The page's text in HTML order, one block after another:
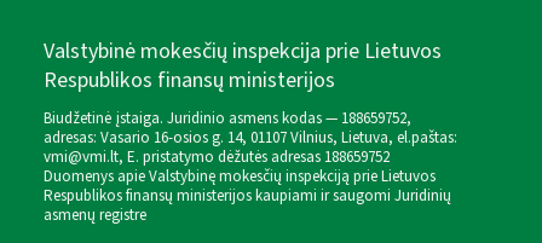
Valstybinė mokesčių inspekcija prie Lietuvos
Respublikos finansų ministerijos
Biudžetinė įstaiga. Juridinio asmens kodas — 188659752,
adresas: Vasario 16-osios g. 14, 01107 Vilnius, Lietuva, el.paštas:
vmi@vmi.lt, E. pristatymo dėžutės adresas 188659752
Duomenys apie Valstybinę mokesčių inspekciją prie Lietuvos
Respublikos finansų ministerijos kaupiami ir saugomi Juridinių
asmenų registre